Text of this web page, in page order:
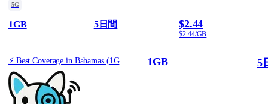
5G
1GB 5日間 $2.44
$2.44/GB
⚡️ Best Coverage in Bahamas (1GB/5Days) - Yellow route 1GB 5